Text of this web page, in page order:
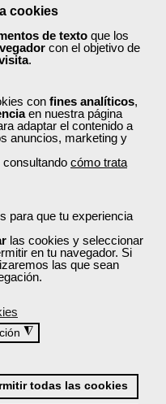
cookies
de texto que los
con el objetivo de
.
con fines analíticos,
en nuestra página
adaptar el contenido a
anuncios, marketing y
cómo trata
para que tu experiencia
las cookies y seleccionar
en tu navegador. Si
las que sean
◮
todas las cookies
adelante
cursos, ofertas
para el empleo
ayudarte a
los mejores